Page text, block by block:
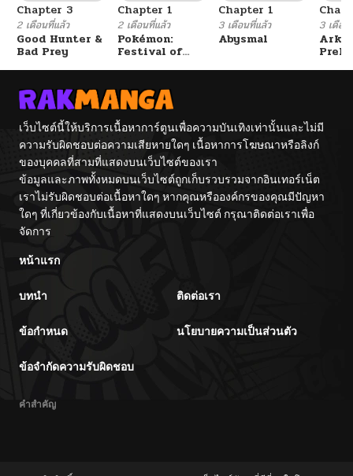
Chapter 3
2 เดือนที่แล้ว
Good Hunter &
Bad Prey
Chapter 1
2 เดือนที่แล้ว
Pokémon:
Festival of
Chapter 1
3 เดือนที่แล้ว
Abysmal
3 เดือน
เว็บไซต์นี้ให้บริการเนื้อหาการ์ตูนเพื่อความบันเทิงเท่านั้นและไม่มี
ความรับผิดชอบต่อความเสียหายใดๆ เนื้อหาการโฆษณาหรือลิงก์
ของบุคคลที่สามที่แสดงบนเว็บไซต์ของเรา
ข้อมูลและภาพทั้งหมดบนเว็บไซต์ถูกเก็บรวบรวมจากอินเทอร์เน็ต
เราไม่รับผิดชอบต่อเนื้อหาใดๆ หากคุณหรือองค์กรของคุณมีปัญหา
ใดๆ ที่เกี่ยวข้องกับเนื้อหาที่แสดงบนเว็บไซต์ กรุณาติดต่อเราเพื่อ
จัดการ
หน้าแรก
บทนำ ติดต่อเรา
ข้อกำหนด นโยบายความเป็นส่วนตัว
ข้อจำกัดความรับผิดชอบ
คำสำคัญ